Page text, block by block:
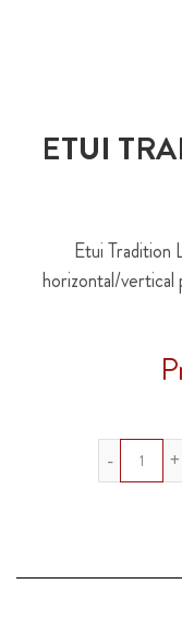
ETUI
Etui Tradition
horizontal/vertical